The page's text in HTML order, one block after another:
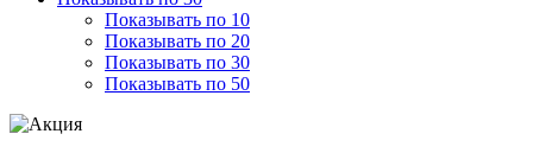
Показывать по 10
Показывать по 20
Показывать по 30
Показывать по 50